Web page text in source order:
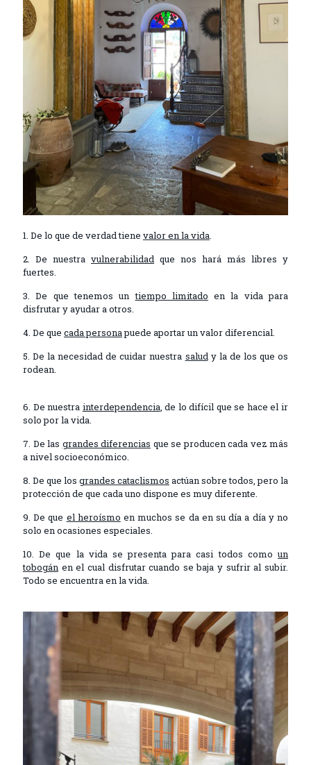
1. De lo que de verdad tiene valor en la vida.
2. De nuestra vulnerabilidad que nos hará más libres y
fuertes.
3. De que tenemos untiempo limitado en la vida para
disfrutar y ayudar a otros.
4. De que cada personapuede aportar un valor diferencial.
5. De la necesidad de cuidar nuestra saludy la de los que os
rodean.
6. De nuestra interdependencia, de lo difícil que se hace el ir
solo por la vida.
7. De las grandes diferencias que se producen cada vez más
a nivel socioeconómico.
8. De que los grandes cataclismos actúan sobre todos, pero la
protección de que cada uno dispone es muy diferente.
9. De que el heroísmo en muchos se da en su día a día y no
solo en ocasiones especiales.
10. De que la vida se presenta para casi todos como un
tobogán en el cual disfrutar cuando se baja y sufrir al subir.
Todo se encuentra en la vida.